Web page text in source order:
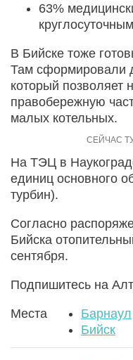
63%
В Бийске тоже
Там сформировали
который позволяет
правобережную
малых котельных.
На ТЭЦ в
единиц основного
турбин).
Согласно
Бийска
сентября.
Подпишитесь на
Места
Барнаул
Бийск